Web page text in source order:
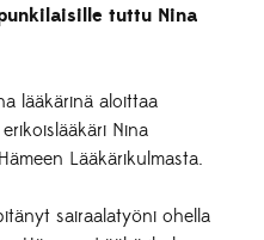
tuttu Nina
lääkärinä aloittaa
Nina
Lääkärikulmasta.
sairaalatyöni ohella